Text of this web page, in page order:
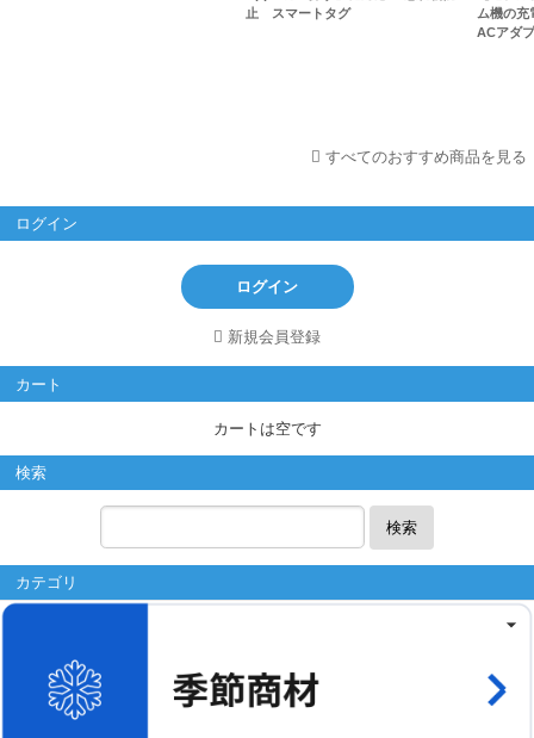
止 スマートタグ
ム機の
ACアダ
すべてのおすすめ商品を見る
ログイン
ログイン
新規会員登録
カート
カートは空です
検索
検索
カテゴリ